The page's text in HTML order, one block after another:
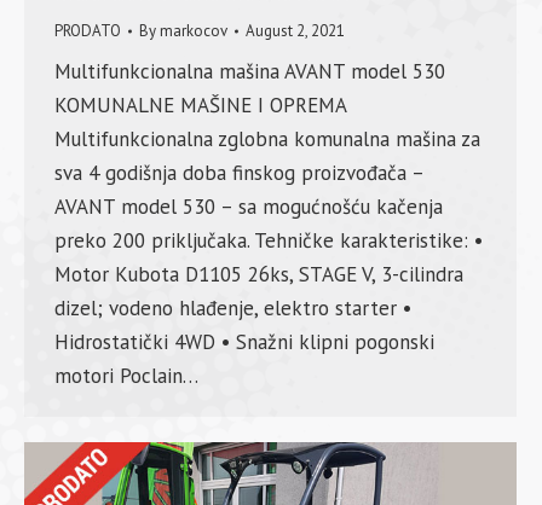
PRODATO Bymarkocov August 2, 2021
Multifunkcionalna mašina AVANT model 530
KOMUNALNE MAŠINE I OPREMA
Multifunkcionalna zglobna komunalna mašina za
sva 4 godišnja doba finskog proizvođača –
AVANT model 530 – sa mogućnošću kačenja
preko 200 priključaka. Tehničke karakteristike: •
Motor Kubota D1105 26ks, STAGE V, 3-cilindra
dizel; vodeno hlađenje, elektro starter •
Hidrostatički 4WD • Snažni klipni pogonski
motori Poclain…